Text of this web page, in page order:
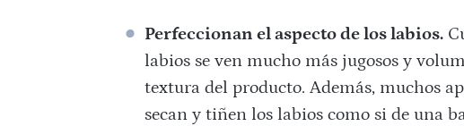
Perfeccionan el aspecto de los labios.
labios se ven mucho más jugosos y
textura del producto. Además, muchos
secan y tiñen los labios como si de una